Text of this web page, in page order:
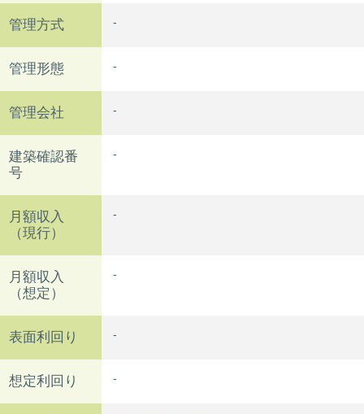
管理方式 -
管理形態 -
管理会社 -
建築確認番
号
-
月額収入
（現行）
-
月額収入
（想定）
-
表面利回り -
想定利回り -